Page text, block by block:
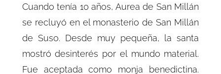
Cuando tenía 10 años, Aurea de San Millán
se recluyó en el monasterio de San Millán
de Suso. Desde muy pequeña, la santa
mostró desinterés por el mundo material.
Fue aceptada como monja benedictina.